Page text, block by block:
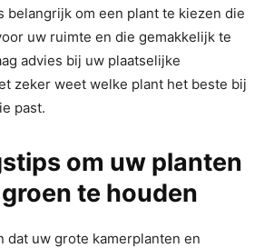
belangrijk om een ​​plant te kiezen die
uw ruimte en die gemakkelijk te
advies bij uw plaatselijke
zeker weet welke plant het beste bij
past.
om uw planten
te houden
dat uw grote kamerplanten en